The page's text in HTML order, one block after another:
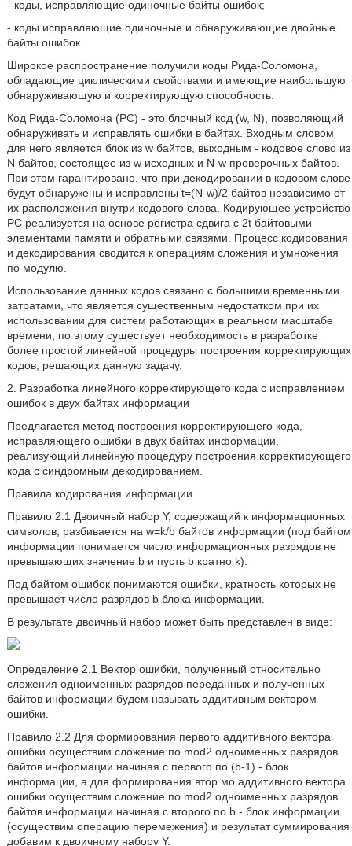
- коды, исправляющие одиночные байты ошибок;
- коды исправляющие одиночные и обнаруживающие двойные
байты ошибок.
Широкое распространение получили коды Рида-Соломона,
обладающие циклическими свойствами и имеющие наибольшую
обнаруживающую и корректирующую способность.
Код Рида-Соломона (PC) - это блочный код (w, N), позволяющий
обнаруживать и исправлять ошибки в байтах. Входным словом
для него является блок из w байтов, выходным - кодовое слово из
N байтов, состоящее из w исходных и N-w проверочных байтов.
При этом гарантировано, что при декодировании в кодовом слове
будут обнаружены и исправлены t=(N-w)/2 байтов независимо от
их расположения внутри кодового слова. Кодирующее устройство
PC реализуется на основе регистра сдвига с 2t байтовыми
элементами памяти и обратными связями. Процесс кодирования
и декодирования сводится к операциям сложения и умножения
по модулю.
Использование данных кодов связано с большими временными
затратами, что является существенным недостатком при их
использовании для систем работающих в реальном масштабе
времени, по этому существует необходимость в разработке
более простой линейной процедуры построения корректирующих
кодов, решающих данную задачу.
2. Разработка линейного корректирующего кода с исправлением
ошибок в двух байтах информации
Предлагается метод построения корректирующего кода,
исправляющего ошибки в двух байтах информации,
реализующий линейную процедуру построения корректирующего
кода с синдромным декодированием.
Правила кодирования информации
Правило 2.1 Двоичный набор Y, содержащий к информационных
символов, разбивается на w=k/b байтов информации (под байтом
информации понимается число информационных разрядов не
превышающих значение b и пусть b кратно k).
Под байтом ошибок понимаются ошибки, кратность которых не
превышает число разрядов b блока информации.
В результате двоичный набор может быть представлен в виде:
Определение 2.1 Вектор ошибки, полученный относительно
сложения одноименных разрядов переданных и полученных
байтов информации будем называть аддитивным вектором
ошибки.
Правило 2.2 Для формирования первого аддитивного вектора
ошибки осуществим сложение по mod2 одноименных разрядов
байтов информации начиная с первого по (b-1) - блок
информации, а для формирования втор мо аддитивного вектора
ошибки осуществим сложение по mod2 одноименных разрядов
байтов информации начиная с второго по b - блок информации
(осуществим операцию перемежения) и результат суммирования
добавим к двоичному набору Y.